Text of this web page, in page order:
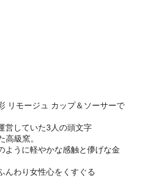
リモージュ カップ＆ソーサーで
営していた3人の頭文字
級窯。
ように軽やかな感触と儚げな金
んわり女性心をくすぐる